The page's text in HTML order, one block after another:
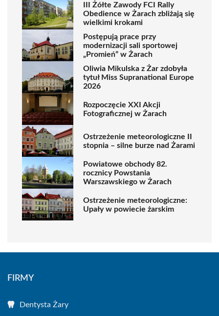
III Żółte Zawody FCI Rally
Obedience w Żarach zbliżają się
wielkimi krokami
Postępują prace przy
modernizacji sali sportowej
„Promień” w Żarach
Oliwia Mikulska z Żar zdobyła
tytuł Miss Supranational Europe
2026
Rozpoczęcie XXI Akcji
Fotograficznej w Żarach
Ostrzeżenie meteorologiczne II
stopnia – silne burze nad Żarami
Powiatowe obchody 82.
rocznicy Powstania
Warszawskiego w Żarach
Ostrzeżenie meteorologiczne:
Upały w powiecie żarskim
FIRMY
Dentysta Żary